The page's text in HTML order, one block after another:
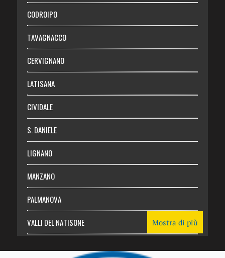
Necrologie
Chi siamo
Abbonati
Login
CODROIPO
TAVAGNACCO
CERVIGNANO
LATISANA
CIVIDALE
S. DANIELE
LIGNANO
MANZANO
PALMANOVA
VALLI DEL NATISONE Mostra di più